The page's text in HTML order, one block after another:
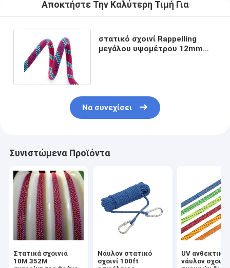
Αποκτήστε Την Καλύτερη Τιμή Για
στατικό σχοινί Rappelling
μεγάλου υψομέτρου 12mm
Να συνεχίσει
Συνιστώμενα Προϊόντα
Στατικά σχοινιά
10M 352M
Νάυλον στατικό
σχοινί 100ft
UV ανθεκτικό
νάυλον σχοινί